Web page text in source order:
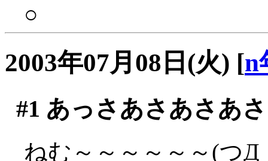
○
2003年07月08日(火) [n
#1 あっさあさあさあ
ねむ～～～～～～(つД